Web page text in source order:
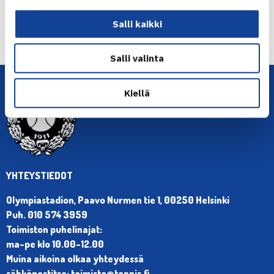
Salli kaikki
Salli valinta
Kiellä
YHTEYSTIEDOT
Olympiastadion, Paavo Nurmen tie 1, 00250 Helsinki
Puh. 010 574 3959
Toimiston puhelinajat:
ma-pe klo 10.00-12.00
Muina aikoina olkaa yhteydessä